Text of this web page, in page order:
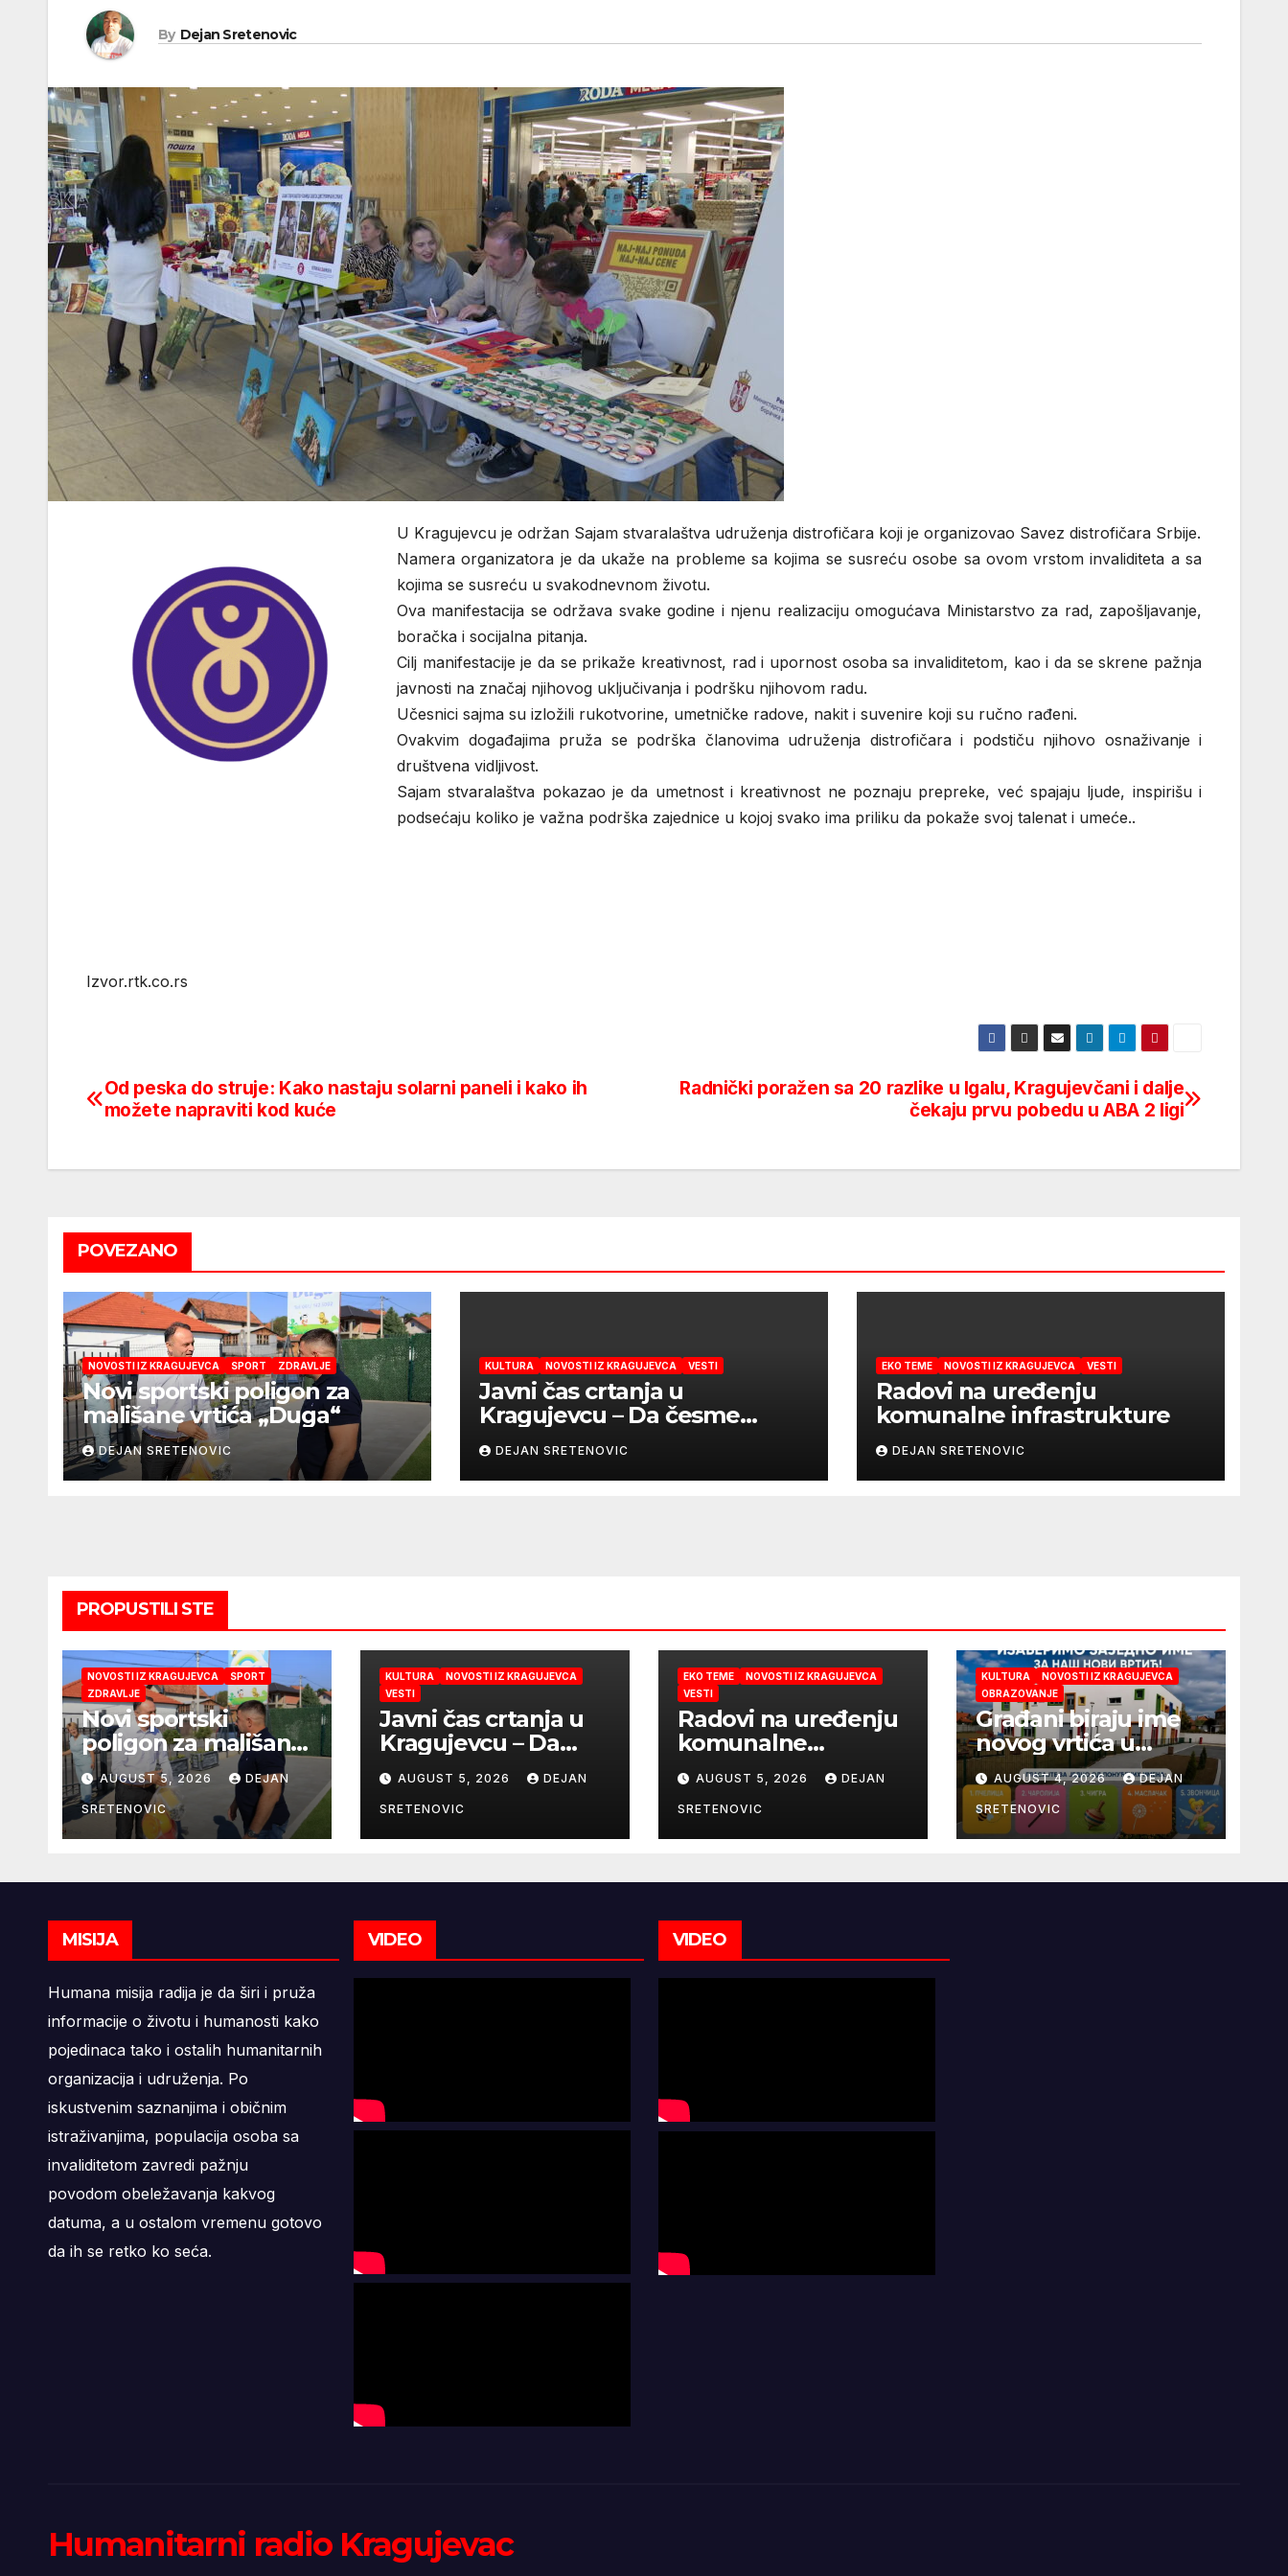
By Dejan Sretenovic
U Kragujevcu je održan Sajam stvaralaštva udruženja distrofičara koji je organizovao Savez distrofičara Srbije.
Namera organizatora je da ukaže na probleme sa kojima se susreću osobe sa ovom vrstom invaliditeta a sa
kojima se susreću u svakodnevnom životu.
Ova manifestacija se održava svake godine i njenu realizaciju omogućava Ministarstvo za rad, zapošljavanje,
boračka i socijalna pitanja.
Cilj manifestacije je da se prikaže kreativnost, rad i upornost osoba sa invaliditetom, kao i da se skrene pažnja
javnosti na značaj njihovog uključivanja i podršku njihovom radu.
Učesnici sajma su izložili rukotvorine, umetničke radove, nakit i suvenire koji su ručno rađeni.
Ovakvim događajima pruža se podrška članovima udruženja distrofičara i podstiču njihovo osnaživanje i
društvena vidljivost.
Sajam stvaralaštva pokazao je da umetnost i kreativnost ne poznaju prepreke, već spajaju ljude, inspirišu i
podsećaju koliko je važna podrška zajednice u kojoj svako ima priliku da pokaže svoj talenat i umeće..
Izvor.rtk.co.rs
Post
Radnički poražen sa 20 razlike u Igalu, Kragujevčani i dalje
čekaju prvu pobedu u ABA 2 ligi
Od peska do struje: Kako nastaju solarni paneli i kako ih
možete napraviti kod kuće
POVEZANO
NOVOSTI IZ KRAGUJEVCA SPORT ZDRAVLJE
Novi sportski poligon za
mališane vrtića „Duga“
DEJAN SRETENOVIC
KULTURA NOVOSTI IZ KRAGUJEVCA VESTI
Javni čas crtanja u
Kragujevcu – Da česme
zažive
DEJAN SRETENOVIC
EKO TEME NOVOSTI IZ KRAGUJEVCA VESTI
Radovi na uređenju
komunalne infrastrukture
DEJAN SRETENOVIC
PROPUSTILI STE
NOVOSTI IZ KRAGUJEVCA
SPORT
ZDRAVLJE
Novi sportski
poligon za mališane
vrtića „Duga“
AUGUST 5, 2026 DEJAN
SRETENOVIC
KULTURA
NOVOSTI IZ KRAGUJEVCA
VESTI
Javni čas crtanja u
Kragujevcu – Da
česme zažive
AUGUST 5, 2026 DEJAN
SRETENOVIC
EKO TEME
NOVOSTI IZ KRAGUJEVCA
VESTI
Radovi na uređenju
komunalne
infrastrukture
AUGUST 5, 2026 DEJAN
SRETENOVIC
KULTURA
NOVOSTI IZ KRAGUJEVCA
OBRAZOVANJE
Građani biraju ime
novog vrtića u
Erdeču
AUGUST 4, 2026 DEJAN
SRETENOVIC
MISIJA
Humana misija radija je da širi i pruža
informacije o životu i humanosti kako
pojedinaca tako i ostalih humanitarnih
organizacija i udruženja. Po
iskustvenim saznanjima i običnim
istraživanjima, populacija osoba sa
invaliditetom zavredi pažnju
povodom obeležavanja kakvog
datuma, a u ostalom vremenu gotovo
da ih se retko ko seća.
VIDEO VIDEO
Humanitarni radio Kragujevac